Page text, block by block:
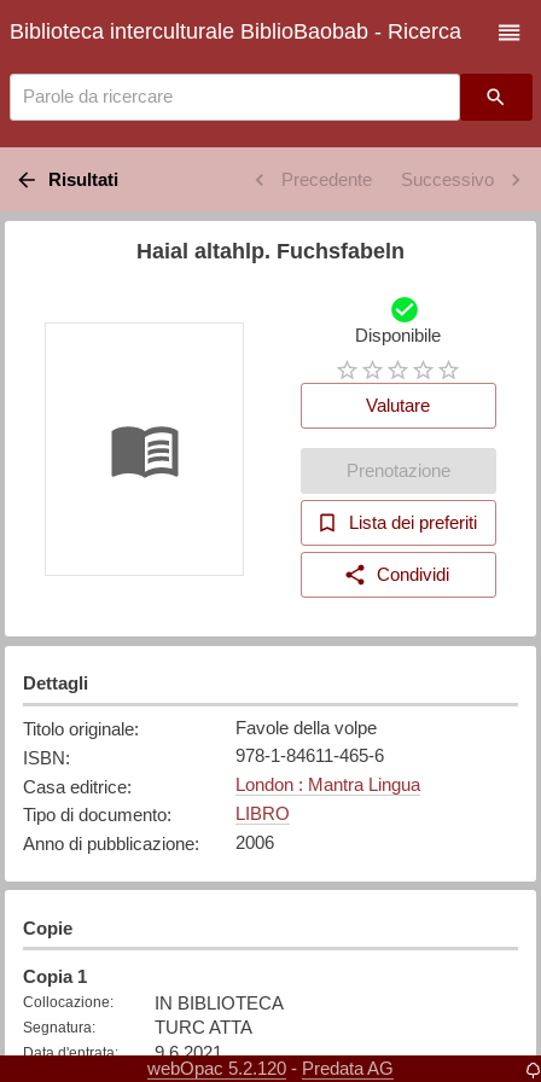
Biblioteca interculturale BiblioBaobab - Ricerca
Parole da ricercare
Risultati Precedente Successivo
Haial altahlp. Fuchsfabeln
Disponibile
Valutare
Prenotazione
Lista dei preferiti
Condividi
Dettagli
Titolo originale:
Favole della volpe
ISBN:
978-1-84611-465-6
Casa editrice:
London : Mantra Lingua
Tipo di documento:
LIBRO
Anno di pubblicazione: 2006
Copie
Copia 1
Collocazione: IN BIBLIOTECA
Segnatura: TURC ATTA
Data d'entrata: 9.6.2021
Disponibile
webOpac 5.2.120 - Predata AG